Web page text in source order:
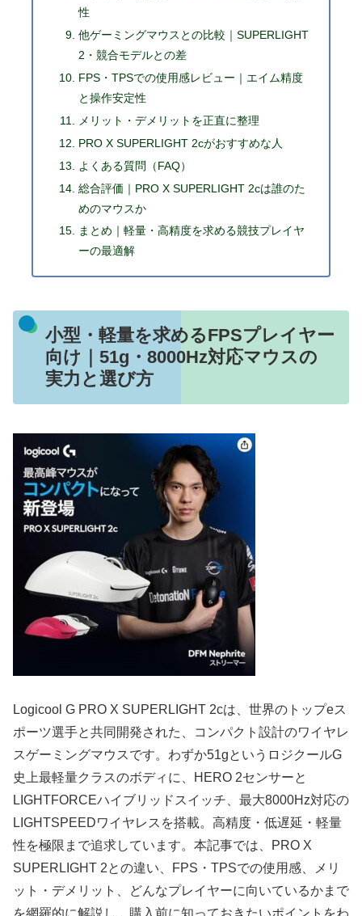
性
他ゲーミングマウスとの比較｜SUPERLIGHT
2・競合モデルとの差
FPS・TPSでの使用感レビュー｜エイム精度
と操作安定性
メリット・デメリットを正直に整理
PRO X SUPERLIGHT 2cがおすすめな人
よくある質問（FAQ）
総合評価｜PRO X SUPERLIGHT 2cは誰のた
めのマウスか
まとめ｜軽量・高精度を求める競技プレイヤ
ーの最適解
小型・軽量を求めるFPSプレイヤー
向け｜51g・8000Hz対応マウスの
実力と選び方
Logicool G PRO X SUPERLIGHT 2cは、世界のトップeス
ポーツ選手と共同開発された、コンパクト設計のワイヤレ
スゲーミングマウスです。わずか51gというロジクールG
史上最軽量クラスのボディに、HERO 2センサーと
LIGHTFORCEハイブリッドスイッチ、最大8000Hz対応の
LIGHTSPEEDワイヤレスを搭載。高精度・低遅延・軽量
性を極限まで追求しています。本記事では、PRO X
SUPERLIGHT 2との違い、FPS・TPSでの使用感、メリ
ット・デメリット、どんなプレイヤーに向いているかまで